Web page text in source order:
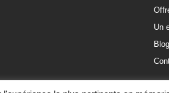
Un
Blog